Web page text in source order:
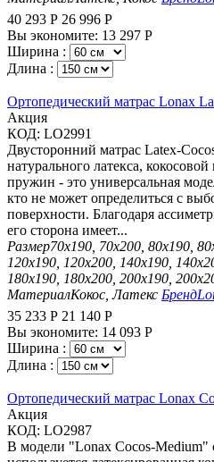
40 293 Р 26 996 Р
Вы экономите: 13 297 Р
Ширина :
Длина :
Ортопедический матрас Lonax
Aкция
КОД: LO2991
Двусторонний матрас Latex-
натурального латекса,
пружин - это универсальная
кто не может определиться с
поверхности. Благодаря
его сторона имеет...
Размер70х190, 70х200, 80х190,
120х190, 120х200, 140х190,
180х190, 180х200, 200х190,
МатериалКокос, Латекс Бренд
35 233 Р 21 140 Р
Вы экономите: 14 093 Р
Ширина :
Длина :
Ортопедический матрас Lonax
Aкция
КОД: LO2987
В модели "Lonax Cocos-Medium"